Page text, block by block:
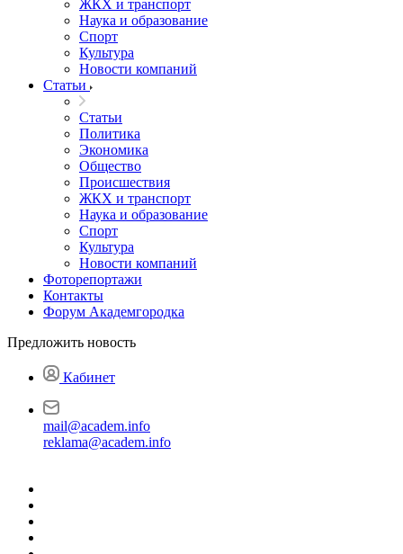
ЖКХ и транспорт
Наука и образование
Спорт
Культура
Новости компаний
Статьи
Статьи
Политика
Экономика
Общество
Происшествия
ЖКХ и транспорт
Наука и образование
Спорт
Культура
Новости компаний
Фоторепортажи
Контакты
Форум Академгородка
Предложить новость
Кабинет
mail@academ.info
reklama@academ.info